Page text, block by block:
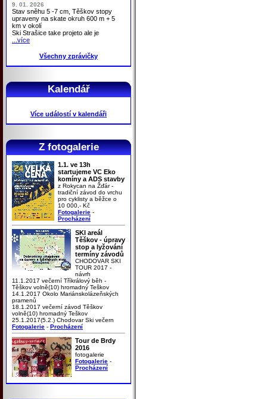
9. 01. 2026
Stav sněhu 5 -7 cm, Těškov stopy
upraveny na skate okruh 600 m + 5
km v okolí
Ski Strašice take projeto ale je
...více
Všechny zprávičky
Kalendář
Více událostí v kalendáři
Z fotogalerie
1.1. ve 13h
startujeme VC Eko
komíny a ADS stavby
z Rokycan na Žďár -
tradiční závod do vrchu
pro cyklisty a běžce o
10 000,- Kč
Fotogalerie -
Procházení
SKI areál
Těškov - úpravy
stop a lyžování
termíny závodů
CHODOVAR SKI
TOUR 2017 -
návrh
11.1.2017 večerní Tříkrálový běh -
Těškov volně(10) hromadný Teškov
14.1.2017 Okolo Mariánskolázeňských
pramenů
18.1.2017 večerní závod Těškov
volně(10) hromadný Teškov
25.1.2017(5.2.) Chodovar Ski večern
Fotogalerie - Procházení
Tour de Brdy
2016
fotogalerie
Fotogalerie -
Procházení